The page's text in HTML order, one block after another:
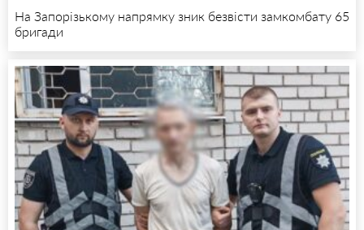
На Запорізькому напрямку зник безвісти замкомбату 65
бригади